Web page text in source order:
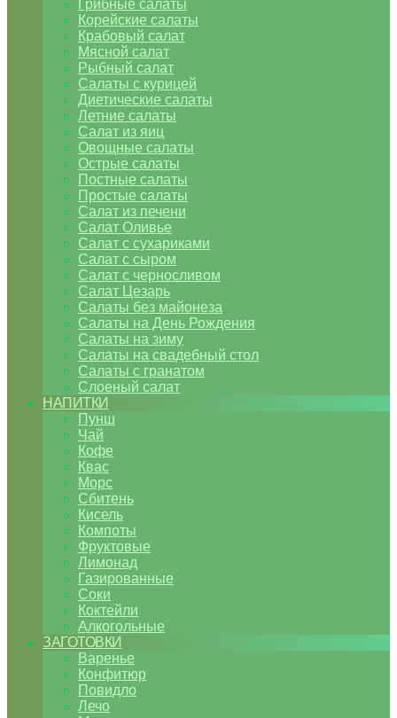
Грибные салаты
Корейские салаты
Крабовый салат
Мясной салат
Рыбный салат
Салаты с курицей
Диетические салаты
Летние салаты
Салат из яиц
Овощные салаты
Острые салаты
Постные салаты
Простые салаты
Салат из печени
Салат Оливье
Салат с сухариками
Салат с сыром
Салат с черносливом
Салат Цезарь
Салаты без майонеза
Салаты на День Рождения
Салаты на зиму
Салаты на свадебный стол
Салаты с гранатом
Слоеный салат
НАПИТКИ
Пунш
Чай
Кофе
Квас
Морс
Сбитень
Кисель
Компоты
Фруктовые
Лимонад
Газированные
Соки
Коктейли
Алкогольные
ЗАГОТОВКИ
Варенье
Конфитюр
Повидло
Лечо